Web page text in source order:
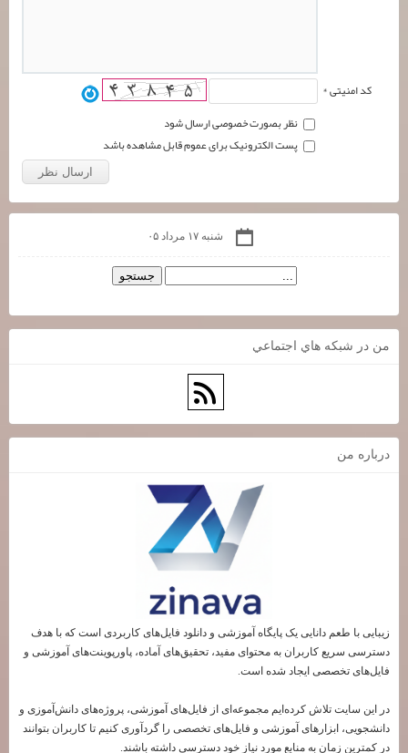
کد امنیتی *
نظر بصورت خصوصی ارسال شود
پست الکترونیک برای عموم قابل مشاهده باشد
شنبه ۱۷ مرداد ۰۵
من در شبكه هاي اجتماعي
درباره من
زیبایی با طعم دانایی یک پایگاه آموزشی و دانلود فایل‌های کاربردی است که با هدف
دسترسی سریع کاربران به محتوای مفید، تحقیق‌های آماده، پاورپوینت‌های آموزشی و
فایل‌های تخصصی ایجاد شده است.
در این سایت تلاش کرده‌ایم مجموعه‌ای از فایل‌های آموزشی، پروژه‌های دانش‌آموزی و
دانشجویی، ابزارهای آموزشی و فایل‌های تخصصی را گردآوری کنیم تا کاربران بتوانند
در کمترین زمان به منابع مورد نیاز خود دسترسی داشته باشند.